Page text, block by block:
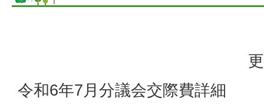
令和6年7月分議会交際費詳細